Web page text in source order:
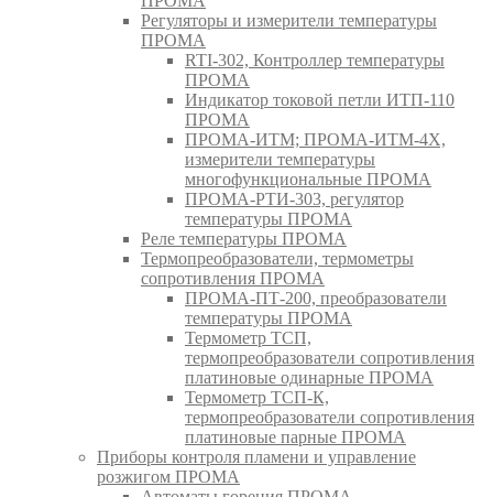
Регуляторы и измерители температуры
ПРОМА
RTI-302, Контроллер температуры
ПРОМА
Индикатор токовой петли ИТП-110
ПРОМА
ПРОМА-ИТМ; ПРОМА-ИТМ-4Х,
измерители температуры
многофункциональные ПРОМА
ПРОМА-РТИ-303, регулятор
температуры ПРОМА
Реле температуры ПРОМА
Термопреобразователи, термометры
сопротивления ПРОМА
ПРОМА-ПТ-200, преобразователи
температуры ПРОМА
Термометр ТСП,
термопреобразователи сопротивления
платиновые одинарные ПРОМА
Термометр ТСП-К,
термопреобразователи сопротивления
платиновые парные ПРОМА
Приборы контроля пламени и управление
розжигом ПРОМА